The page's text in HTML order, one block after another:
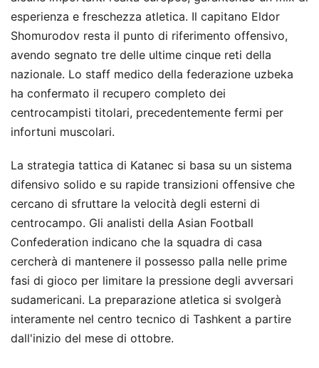
esperienza e freschezza atletica. Il capitano Eldor
Shomurodov resta il punto di riferimento offensivo,
avendo segnato tre delle ultime cinque reti della
nazionale. Lo staff medico della federazione uzbeka
ha confermato il recupero completo dei
centrocampisti titolari, precedentemente fermi per
infortuni muscolari.
La strategia tattica di Katanec si basa su un sistema
difensivo solido e su rapide transizioni offensive che
cercano di sfruttare la velocità degli esterni di
centrocampo. Gli analisti della Asian Football
Confederation indicano che la squadra di casa
cercherà di mantenere il possesso palla nelle prime
fasi di gioco per limitare la pressione degli avversari
sudamericani. La preparazione atletica si svolgerà
interamente nel centro tecnico di Tashkent a partire
dall'inizio del mese di ottobre.